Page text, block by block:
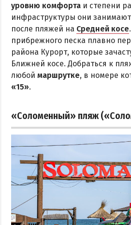
уровню комфорта и степени
инфраструктуры они занимают
после пляжей на Средней косе
прибрежного песка плавно
района Курорт, которые
Ближней косе. Добраться к
любой маршрутке, в номере
«15».
«Соломенный» пляж